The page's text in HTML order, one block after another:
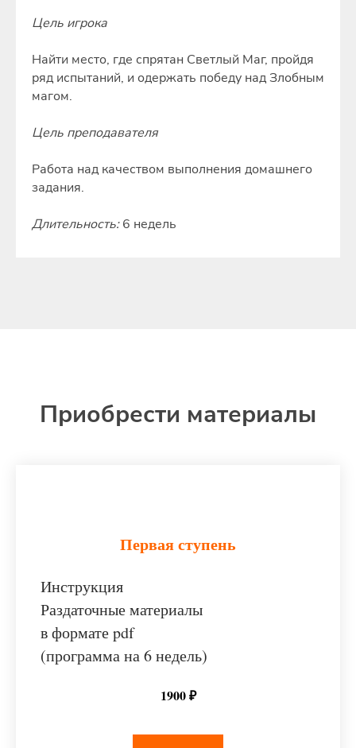
Цель игрока
Найти место, где спрятан Светлый Маг, пройдя
ряд испытаний, и одержать победу над Злобным
магом.
Цель преподавателя
Работа над качеством выполнения домашнего
задания.
Длительность:6 недель
Приобрести материалы
Первая ступень
Инструкция
Раздаточные материалы
в формате pdf
(программа на 6 недель)
1900 ₽